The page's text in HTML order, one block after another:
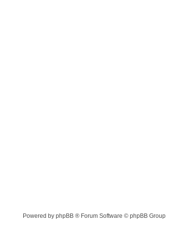
Powered by phpBB ® Forum Software © phpBB Group